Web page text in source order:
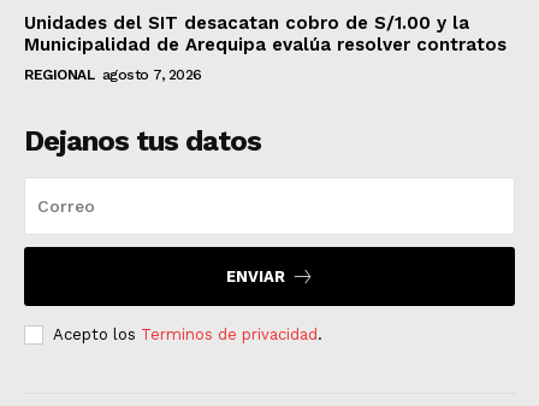
Unidades del SIT desacatan cobro de S/1.00 y la
Municipalidad de Arequipa evalúa resolver contratos
REGIONAL agosto 7, 2026
Dejanos tus datos
ENVIAR
Acepto los Terminos de privacidad .